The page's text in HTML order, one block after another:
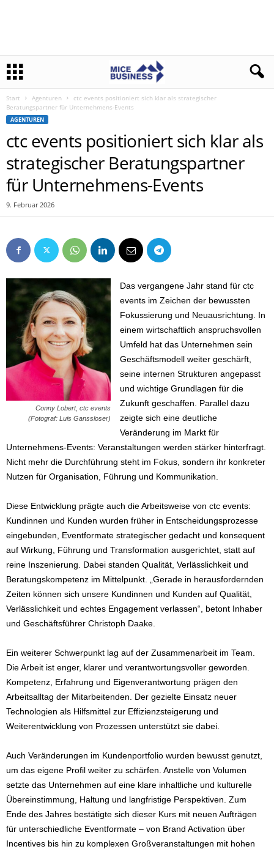
Start Agenturen
ctc events positioniert sich klar als strategischer
Beratungspartner für Unternehmens-Events
AGENTUREN
ctc events positioniert sich klar als
strategischer Beratungspartner
für Unternehmens-Events
9. Februar 2026
Conny Lobert, ctc events
(Fotograf: Luis Ganssloser)
Das vergangene Jahr stand für ctc
events im Zeichen der bewussten
Fokussierung und Neuausrichtung. In
einem wirtschaftlich anspruchsvollen
Umfeld hat das Unternehmen sein
Geschäftsmodell weiter geschärft,
seine internen Strukturen angepasst
und wichtige Grundlagen für die
Zukunft geschaffen. Parallel dazu
zeigte sich eine deutliche
Veränderung im Markt für
Unternehmens-Events: Veranstaltungen werden stärker hinterfragt.
Nicht mehr die Durchführung steht im Fokus, sondern ihr konkreter
Nutzen für Organisation, Führung und Kommunikation.
Diese Entwicklung prägte auch die Arbeitsweise von ctc events:
Kundinnen und Kunden wurden früher in Entscheidungsprozesse
eingebunden, Eventformate strategischer gedacht und konsequent
auf Wirkung, Führung und Transformation ausgerichtet, statt auf
reine Inszenierung. Dabei standen Qualität, Verlässlichkeit und
Beratungskompetenz im Mittelpunkt. „Gerade in herausfordernden
Zeiten können sich unsere Kundinnen und Kunden auf Qualität,
Verlässlichkeit und echtes Engagement verlassen“, betont Inhaber
und Geschäftsführer Christoph Daake.
Ein weiterer Schwerpunkt lag auf der Zusammenarbeit im Team.
Die Arbeit ist enger, klarer und verantwortungsvoller geworden.
Kompetenz, Erfahrung und Eigenverantwortung prägen den
Arbeitsalltag der Mitarbeitenden. Der gezielte Einsatz neuer
Technologien als Hilfsmittel zur Effizienzsteigerung und
Weiterentwicklung von Prozessen unterstützt sie dabei.
Auch Veränderungen im Kundenportfolio wurden bewusst genutzt,
um das eigene Profil weiter zu schärfen. Anstelle von Volumen
setzte das Unternehmen auf eine klare inhaltliche und kulturelle
Übereinstimmung, Haltung und langfristige Perspektiven. Zum
Ende des Jahres bestätigte sich dieser Kurs mit neuen Aufträgen
für unterschiedliche Eventformate – von Brand Activation über
Incentives bis hin zu komplexen Großveranstaltungen mit hohen